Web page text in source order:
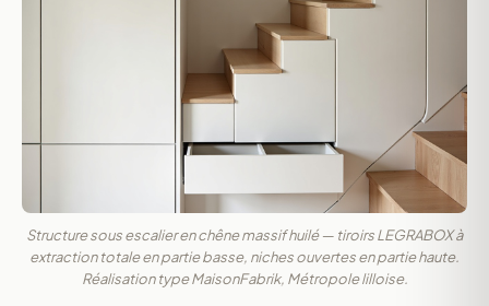
Structure sous escalier en chêne massif huilé — tiroirs LEGRABOX à
extraction totale en partie basse, niches ouvertes en partie haute.
Réalisation type MaisonFabrik, Métropole lilloise.